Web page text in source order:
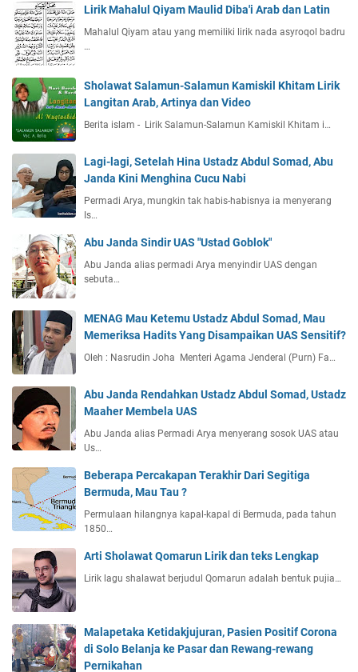
Lirik Mahalul Qiyam Maulid Diba'i Arab dan Latin
Mahalul Qiyam atau yang memiliki lirik nada asyroqol badru
…
Sholawat Salamun-Salamun Kamiskil Khitam Lirik
Langitan Arab, Artinya dan Video
Berita islam - Lirik Salamun-Salamun Kamiskil Khitam i…
Lagi-lagi, Setelah Hina Ustadz Abdul Somad, Abu
Janda Kini Menghina Cucu Nabi
Permadi Arya, mungkin tak habis-habisnya ia menyerang
Is…
Abu Janda Sindir UAS "Ustad Goblok"
Abu Janda alias permadi Arya menyindir UAS dengan
sebuta…
MENAG Mau Ketemu Ustadz Abdul Somad, Mau
Memeriksa Hadits Yang Disampaikan UAS Sensitif?
Oleh : Nasrudin Joha Menteri Agama Jenderal (Purn) Fa…
Abu Janda Rendahkan Ustadz Abdul Somad, Ustadz
Maaher Membela UAS
Abu Janda alias Permadi Arya menyerang sosok UAS atau
Us…
Beberapa Percakapan Terakhir Dari Segitiga
Bermuda, Mau Tau ?
Permulaan hilangnya kapal-kapal di Bermuda, pada tahun
1850…
Arti Sholawat Qomarun Lirik dan teks Lengkap
Lirik lagu shalawat berjudul Qomarun adalah bentuk pujia…
Malapetaka Ketidakjujuran, Pasien Positif Corona
di Solo Belanja ke Pasar dan Rewang-rewang
Pernikahan